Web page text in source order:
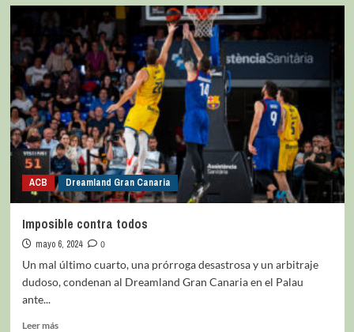
ACB Dreamland Gran Canaria
Imposible contra todos
mayo 6, 2024
0
Un mal último cuarto, una prórroga desastrosa y un arbitraje
dudoso, condenan al Dreamland Gran Canaria en el Palau
ante...
Leer más